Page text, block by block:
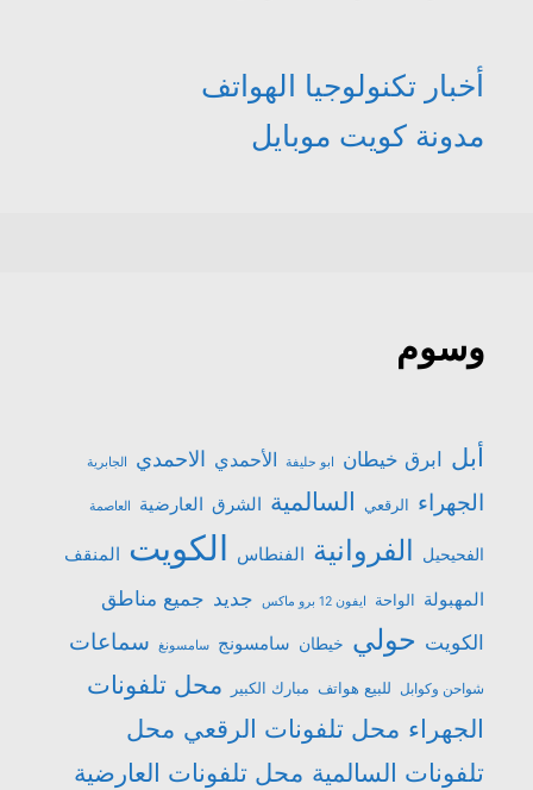
أخبار تكنولوجيا الهواتف
مدونة كويت موبايل
وسوم
أبل ابرق خيطان ابو حليفة الأحمدي الاحمدي الجابرية
الجهراء الرقعي السالمية الشرق العارضية العاصمة
الفحيحيل الفروانية الفنطاس الكويت المنقف
المهبولة الواحة ايفون 12 برو ماكس جديد جميع مناطق
الكويت حولي خيطان سامسونج سامسونغ سماعات
شواحن وكوابل للبيع هواتف مبارك الكبير
محل تلفونات
الجهراء محل تلفونات الرقعي محل
تلفونات السالمية محل تلفونات العارضية